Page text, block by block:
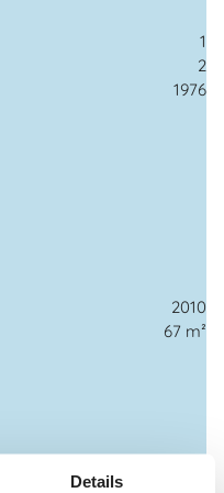
1
2
1976
2010
67 m²
Details